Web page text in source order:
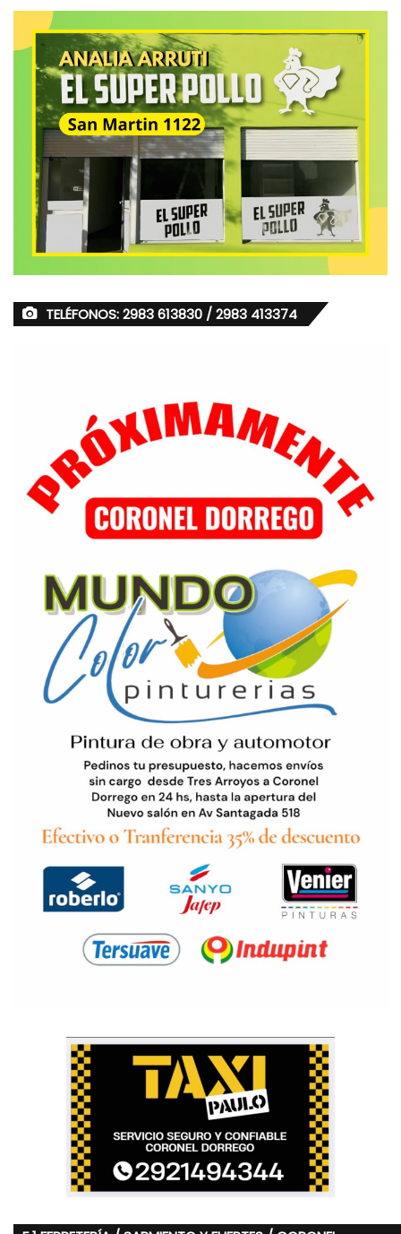
TELÉFONOS: 2983 613830 / 2983 413374